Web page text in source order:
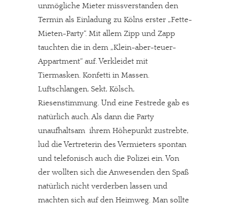
unmögliche Mieter missverstanden den
Termin als Einladung zu Kölns erster „Fette-
Mieten-Party“. Mit allem Zipp und Zapp
tauchten die in dem „Klein-aber-teuer-
Appartment“ auf. Verkleidet mit
Tiermasken. Konfetti in Massen.
Luftschlangen, Sekt, Kölsch,
Riesenstimmung. Und eine Festrede gab es
natürlich auch. Als dann die Party
unaufhaltsam ihrem Höhepunkt zustrebte,
lud die Vertreterin des Vermieters spontan
und telefonisch auch die Polizei ein. Von
der wollten sich die Anwesenden den Spaß
natürlich nicht verderben lassen und
machten sich auf den Heimweg. Man sollte